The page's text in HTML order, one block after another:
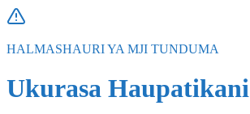
HALMASHAURI YA MJI TUNDUMA
Ukurasa Haupatikani